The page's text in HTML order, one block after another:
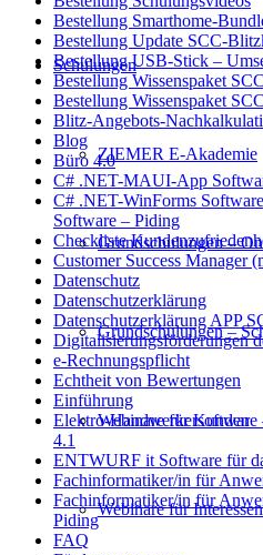
Schulungen
ZIEMER E-Akademie
Grundschulungen –
Grundschulungen –
Webinare für Kunden
Webinare für
Bestellung Smarthome-
Bestellung Update SCC-
Bestellung USB-Stick –
Bestellung Wissenspaket
Bestellung Wissenspaket
Blitz-Angebots-
Blog
Büro 4.0
C# .NET-MAUI-App
C# .NET-WinForms
Software – Piding
Checkliste
Customer Success Manager
Datenschutz
Datenschutzerklärung
Datenschutzerklärung APP
Digitalisierungsförderungen
e-Rechnungspflicht
Echtheit von Bewertungen
Einführung
Elektro-
4.1
ENTWURF it Software für
Fachinformatiker/in für
Fachinformatiker/in für
Piding
FAQ